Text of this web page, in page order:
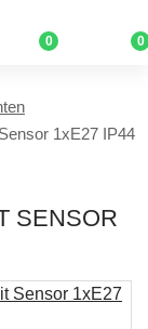
0 0
1xE27 IP44
1